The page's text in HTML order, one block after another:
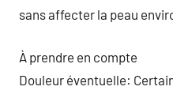
sans affecter la peau
À prendre en compte
Douleur éventuelle: